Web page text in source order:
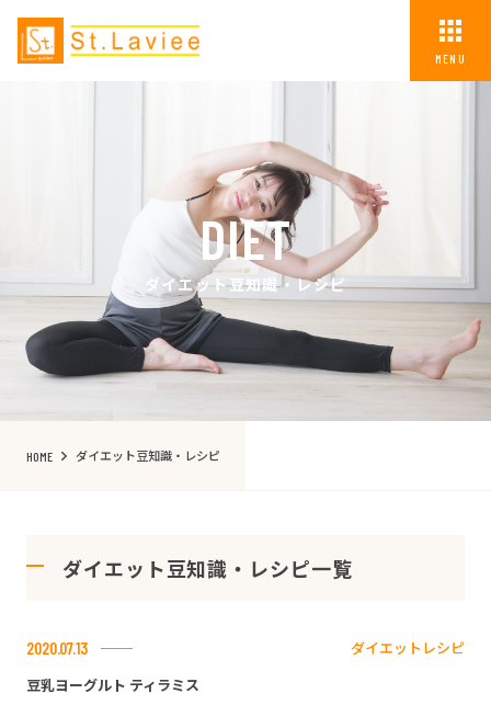
MENU
DIET
ダイエット豆知識・レシピ
HOME ダイエット豆知識・レシピ
ダイエット豆知識・レシピ一覧
2020.07.13
ダイエットレシピ
豆乳ヨーグルト ティラミス